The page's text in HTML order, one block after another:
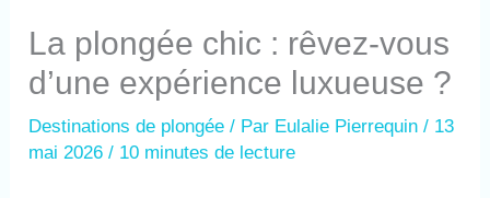
La plongée chic : rêvez-vous
d’une expérience luxueuse ?
Destinations de plongée / Par Eulalie Pierrequin/ 13
mai 2026/ 10 minutes de lecture